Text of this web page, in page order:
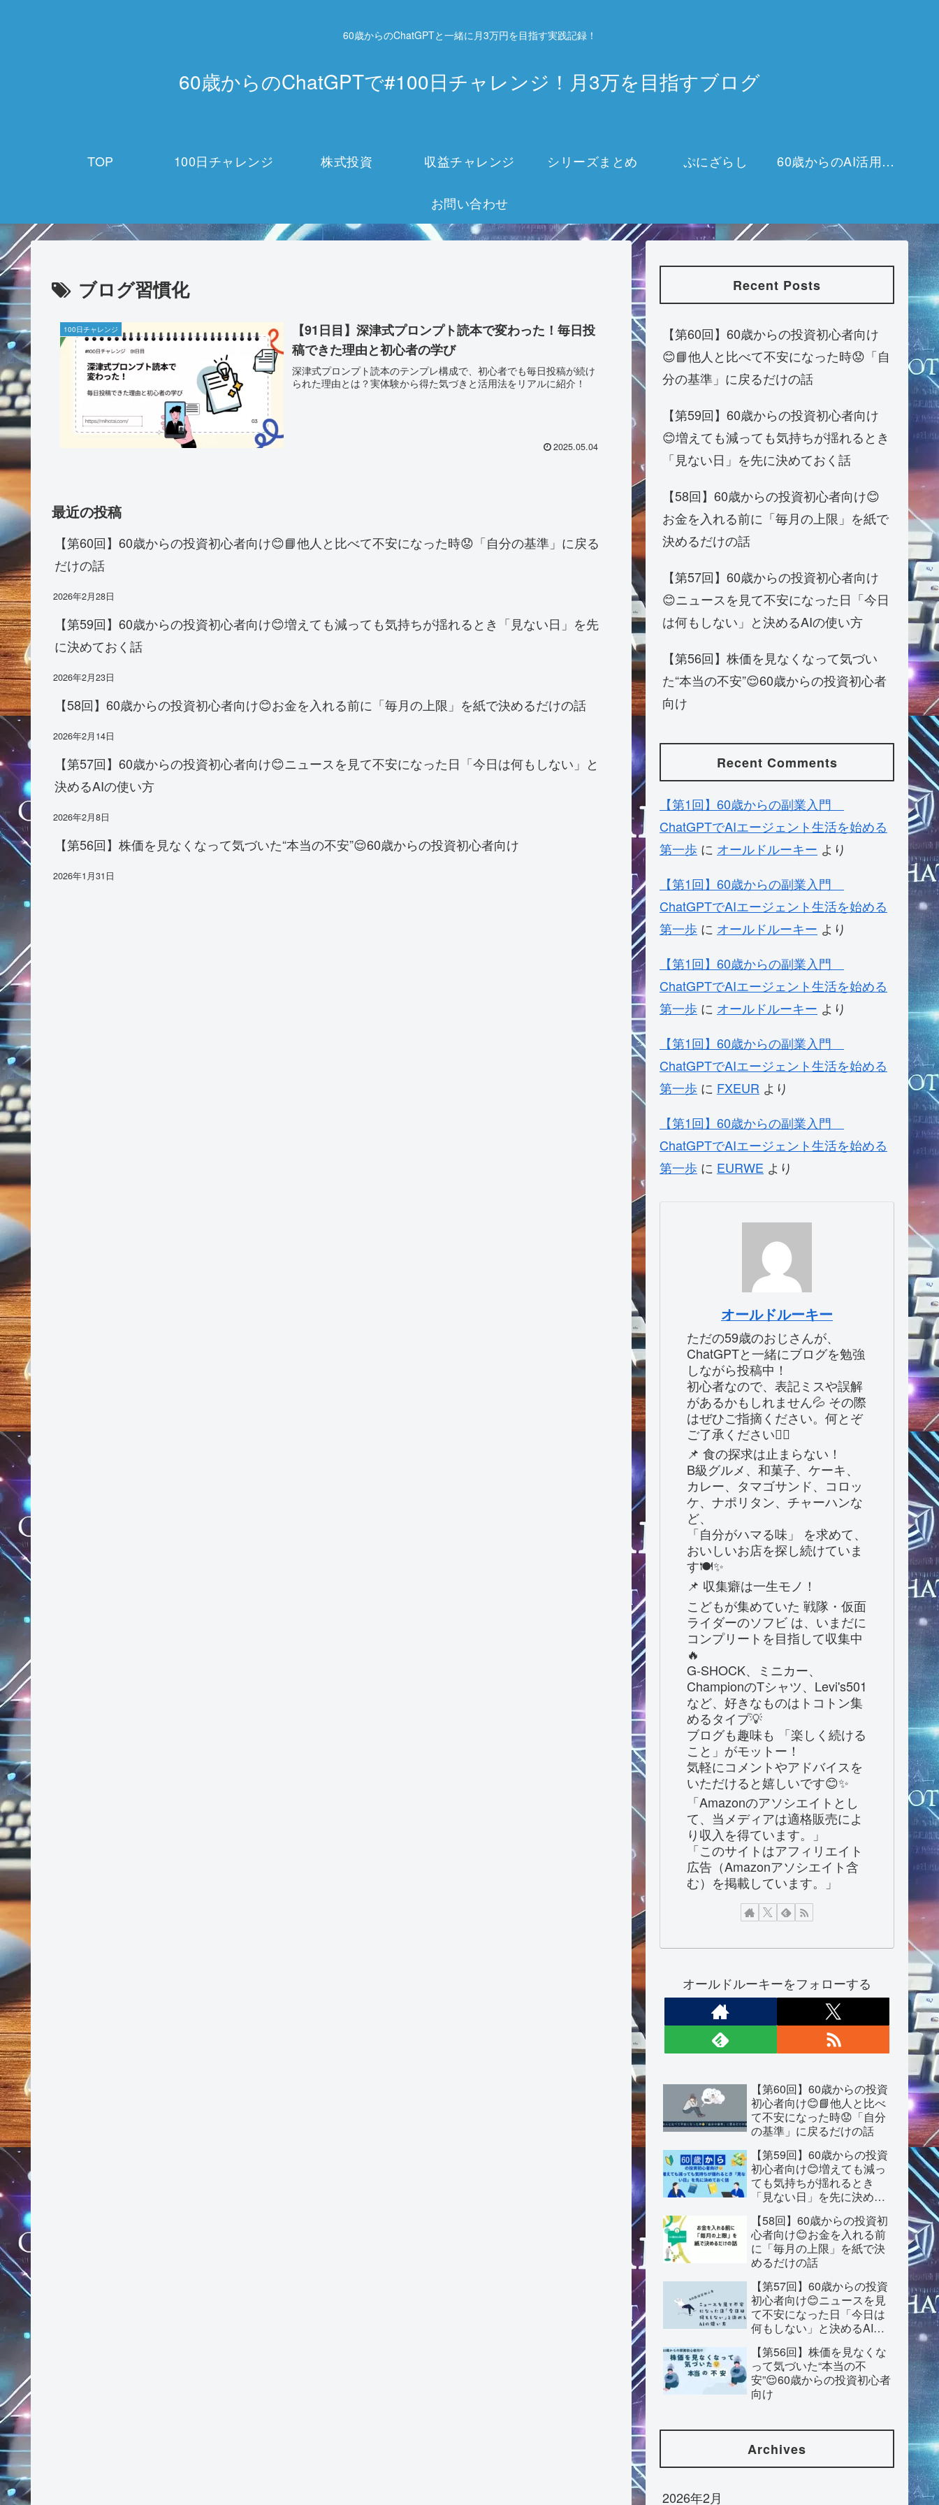
60歳からのChatGPTと一緒に月3万円を目指す実践記録！
60歳からのChatGPTで#100日チャレンジ！月3万を目指すブログ
TOP 100日チャレンジ 株式投資 収益チャレンジ シリーズまとめ ぷにざらし 60歳からのAI活用チャレンジ
お問い合わせ
ブログ習慣化
100日チャレンジ
【91日目】深津式プロンプト読本で変わった！毎日投
稿できた理由と初心者の学び
深津式プロンプト読本のテンプレ構成で、初心者でも毎日投稿が続け
られた理由とは？実体験から得た気づきと活用法をリアルに紹介！
2025.05.04
最近の投稿
【第60回】60歳からの投資初心者向け😊📘他人と比べて不安になった時😟「自分の基準」に戻る
だけの話
2026年2月28日
【第59回】60歳からの投資初心者向け😊増えても減っても気持ちが揺れるとき「見ない日」を先
に決めておく話
2026年2月23日
【58回】60歳からの投資初心者向け😊お金を入れる前に「毎月の上限」を紙で決めるだけの話
2026年2月14日
【第57回】60歳からの投資初心者向け😊ニュースを見て不安になった日「今日は何もしない」と
決めるAIの使い方
2026年2月8日
【第56回】株価を見なくなって気づいた“本当の不安”😌60歳からの投資初心者向け
2026年1月31日
Recent Posts
【第60回】60歳からの投資初心者向け
😊📘他人と比べて不安になった時😟「自
分の基準」に戻るだけの話
【第59回】60歳からの投資初心者向け
😊増えても減っても気持ちが揺れるとき
「見ない日」を先に決めておく話
【58回】60歳からの投資初心者向け😊
お金を入れる前に「毎月の上限」を紙で
決めるだけの話
【第57回】60歳からの投資初心者向け
😊ニュースを見て不安になった日「今日
は何もしない」と決めるAIの使い方
【第56回】株価を見なくなって気づい
た“本当の不安”😌60歳からの投資初心者
向け
Recent Comments
【第1回】60歳からの副業入門
ChatGPTでAIエージェント生活を始める
第一歩 に オールドルーキー より
【第1回】60歳からの副業入門
ChatGPTでAIエージェント生活を始める
第一歩 に オールドルーキー より
【第1回】60歳からの副業入門
ChatGPTでAIエージェント生活を始める
第一歩 に オールドルーキー より
【第1回】60歳からの副業入門
ChatGPTでAIエージェント生活を始める
第一歩 に FXEUR より
【第1回】60歳からの副業入門
ChatGPTでAIエージェント生活を始める
第一歩 に EURWE より
オールドルーキー
ただの59歳のおじさんが、
ChatGPTと一緒にブログを勉強
しながら投稿中！
初心者なので、表記ミスや誤解
があるかもしれません💦 その際
はぜひご指摘ください。何とぞ
ご了承ください🙇‍♂️
📌 食の探求は止まらない！
B級グルメ、和菓子、ケーキ、
カレー、タマゴサンド、コロッ
ケ、ナポリタン、チャーハンな
ど、
「自分がハマる味」 を求めて、
おいしいお店を探し続けていま
す🍽️✨
📌 収集癖は一生モノ！
こどもが集めていた 戦隊・仮面
ライダーのソフビ は、いまだに
コンプリートを目指して収集中
🔥
G-SHOCK、ミニカー、
ChampionのTシャツ、Levi's501
など、好きなものはトコトン集
めるタイプ💡
ブログも趣味も 「楽しく続ける
こと」がモットー！
気軽にコメントやアドバイスを
いただけると嬉しいです😊✨
「Amazonのアソシエイトとし
て、当メディアは適格販売によ
り収入を得ています。」
「このサイトはアフィリエイト
広告（Amazonアソシエイト含
む）を掲載しています。」
オールドルーキーをフォローする
【第60回】60歳からの投資
初心者向け😊📘他人と比べ
て不安になった時😟「自分
の基準」に戻るだけの話
【第59回】60歳からの投資
初心者向け😊増えても減っ
ても気持ちが揺れるとき
「見ない日」を先に決めて
【58回】60歳からの投資初
心者向け😊お金を入れる前
に「毎月の上限」を紙で決
めるだけの話
【第57回】60歳からの投資
初心者向け😊ニュースを見
て不安になった日「今日は
何もしない」と決めるAIの
【第56回】株価を見なくな
って気づいた“本当の不
安”😌60歳からの投資初心者
向け
Archives
2026年2月